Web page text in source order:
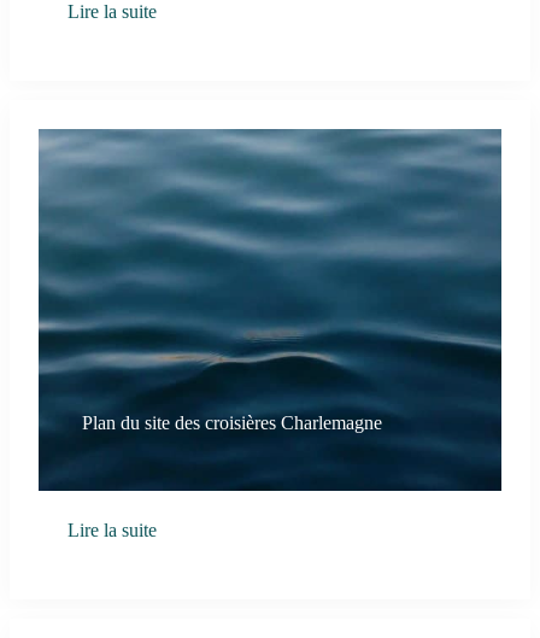
Lire la suite
Plan du site des croisières Charlemagne
Lire la suite